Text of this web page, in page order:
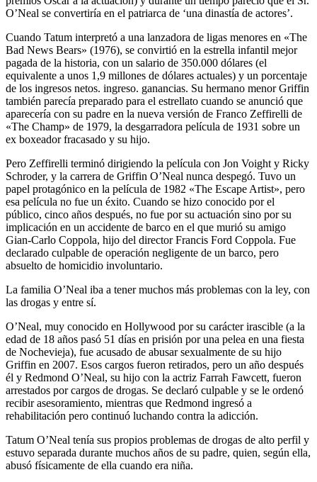
O’Neal se convertiría en el patriarca de ‘una dinastía de actores’.
Cuando Tatum interpretó a una lanzadora de ligas menores en «The
Bad News Bears» (1976), se convirtió en la estrella infantil mejor
pagada de la historia, con un salario de 350.000 dólares (el
equivalente a unos 1,9 millones de dólares actuales) y un porcentaje
de los ingresos netos. ingreso. ganancias. Su hermano menor Griffin
también parecía preparado para el estrellato cuando se anunció que
aparecería con su padre en la nueva versión de Franco Zeffirelli de
«The Champ» de 1979, la desgarradora película de 1931 sobre un
ex boxeador fracasado y su hijo.
Pero Zeffirelli terminó dirigiendo la película con Jon Voight y Ricky
Schroder, y la carrera de Griffin O’Neal nunca despegó. Tuvo un
papel protagónico en la película de 1982 «The Escape Artist», pero
esa película no fue un éxito. Cuando se hizo conocido por el
público, cinco años después, no fue por su actuación sino por su
implicación en un accidente de barco en el que murió su amigo
Gian-Carlo Coppola, hijo del director Francis Ford Coppola. Fue
declarado culpable de operación negligente de un barco, pero
absuelto de homicidio involuntario.
La familia O’Neal iba a tener muchos más problemas con la ley, con
las drogas y entre sí.
O’Neal, muy conocido en Hollywood por su carácter irascible (a la
edad de 18 años pasó 51 días en prisión por una pelea en una fiesta
de Nochevieja), fue acusado de abusar sexualmente de su hijo
Griffin en 2007. Esos cargos fueron retirados, pero un año después
él y Redmond O’Neal, su hijo con la actriz Farrah Fawcett, fueron
arrestados por cargos de drogas. Se declaró culpable y se le ordenó
recibir asesoramiento, mientras que Redmond ingresó a
rehabilitación pero continuó luchando contra la adicción.
Tatum O’Neal tenía sus propios problemas de drogas de alto perfil y
estuvo separada durante muchos años de su padre, quien, según ella,
abusó físicamente de ella cuando era niña.